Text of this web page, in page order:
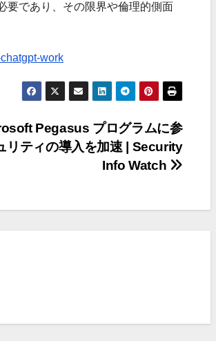
要であり、その限界や倫理的側面
work
Pegasus プログラムに参
リティの導入を加速 | Security
Info Watch